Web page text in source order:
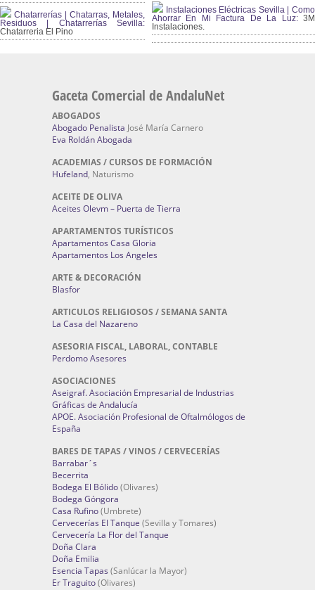
Chatarrerías | Chatarras, Metales,
Residuos | Chatarrerías Sevilla:
Chatarreria El Pino
Instalaciones Eléctricas Sevilla | Como
Ahorrar En Mi Factura De La Luz:3M
Instalaciones.
Gaceta Comercial de AndaluNet
ABOGADOS
Abogado Penalista José María Carnero
Eva Roldán Abogada
ACADEMIAS / CURSOS DE FORMACIÓN
Hufeland, Naturismo
ACEITE DE OLIVA
Aceites Olevm – Puerta de Tierra
APARTAMENTOS TURÍSTICOS
Apartamentos Casa Gloria
Apartamentos Los Angeles
ARTE & DECORACIÓN
Blasfor
ARTICULOS RELIGIOSOS / SEMANA SANTA
La Casa del Nazareno
ASESORIA FISCAL, LABORAL, CONTABLE
Perdomo Asesores
ASOCIACIONES
Aseigraf. Asociación Empresarial de Industrias
Gráficas de Andalucía
APOE. Asociación Profesional de Oftalmólogos de
España
BARES DE TAPAS / VINOS / CERVECERÍAS
Barrabar´s
Becerrita
Bodega El Bólido(Olivares)
Bodega Góngora
Casa Rufino(Umbrete)
Cervecerías El Tanque (Sevilla y Tomares)
Cervecería La Flor del Tanque
Doña Clara
Doña Emilia
Esencia Tapas (Sanlúcar la Mayor)
Er Traguito(Olivares)